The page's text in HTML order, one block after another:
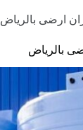
ارضى بالرياض
بالرياض